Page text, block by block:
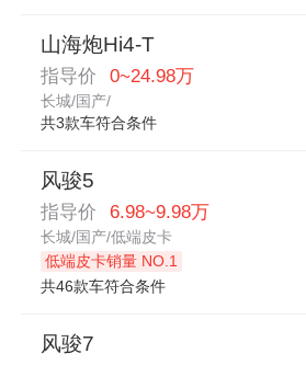
山海炮Hi4-T
指导价 0~24.98万
长城/国产/
共3款车符合条件
风骏5
指导价 6.98~9.98万
长城/国产/低端皮卡
低端皮卡销量 NO.1
共46款车符合条件
风骏7